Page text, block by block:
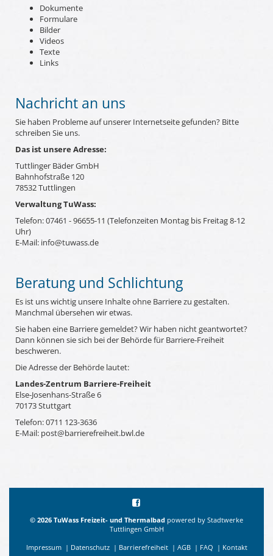
Dokumente
Formulare
Bilder
Videos
Texte
Links
Nachricht an uns
Sie haben Probleme auf unserer Internetseite gefunden? Bitte
schreiben Sie uns.
Das ist unsere Adresse:
Tuttlinger Bäder GmbH
Bahnhofstraße 120
78532 Tuttlingen
Verwaltung TuWass:
Telefon: 07461 - 96655-11 (Telefonzeiten Montag bis Freitag 8-12
Uhr)
E-Mail: info@tuwass.de
Beratung und Schlichtung
Es ist uns wichtig unsere Inhalte ohne Barriere zu gestalten.
Manchmal übersehen wir etwas.
Sie haben eine Barriere gemeldet? Wir haben nicht geantwortet?
Dann können sie sich bei der Behörde für Barriere-Freiheit
beschweren.
Die Adresse der Behörde lautet:
Landes-Zentrum Barriere-Freiheit
Else-Josenhans-Straße 6
70173 Stuttgart
Telefon: 0711 123-3636
E-Mail: post@barrierefreiheit.bwl.de
© 2026 TuWass Freizeit- und Thermalbad powered by Stadtwerke
Tuttlingen GmbH
Impressum| Datenschutz| Barrierefreiheit| AGB| FAQ | Kontakt